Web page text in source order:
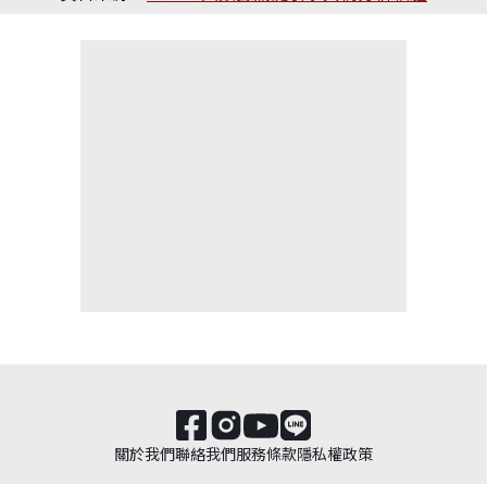
關於我們聯絡我們服務條款隱私權政策